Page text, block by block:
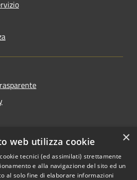
×
web utilizza cookie
tecnici (ed assimilati) strettamente
e alla navigazione del sito ed un
al solo fine di elaborare informazioni